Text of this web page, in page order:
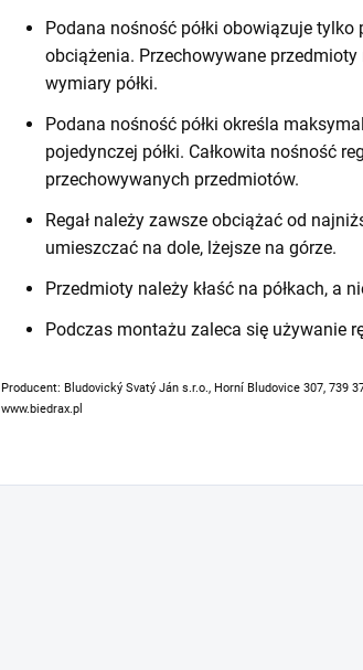
Podana nośność półki obowiązuje tylko
obciążenia. Przechowywane
wymiary półki.
Podana nośność półki określa
pojedynczej półki. Całkowita nośność
przechowywanych przedmiotów.
Regał należy zawsze obciążać od
umieszczać na dole, lżejsze na górze.
Przedmioty należy kłaść na półkach, a
Podczas montażu zaleca się używanie
Producent: Bludovický Svatý Ján s.r.o., Horní Bludovice 307, 739
www.biedrax.pl